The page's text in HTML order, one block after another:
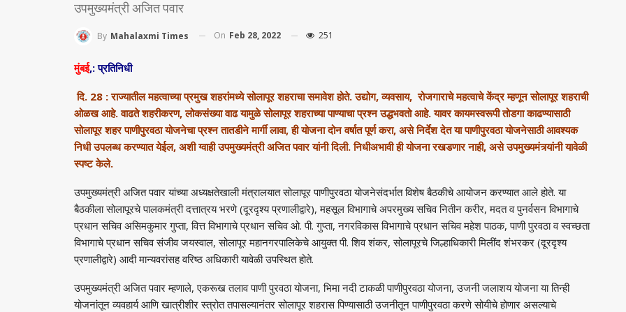
उपमुख्यमंत्री अजित पवार
By Mahalaxmi Times On Feb 28, 2022 251
मुंबई,: प्रतिनिधी
दि. 28 : राज्यातील महत्वाच्या प्रमुख शहरांमध्ये सोलापूर शहराचा समावेश होते. उद्योग,व्यवसाय,रोजगाराचे महत्वाचे केंद्र म्हणून सोलापूर शहराची
ओळख आहे. वाढते शहरीकरण,लोकसंख्या वाढ यामुळे सोलापूर शहराच्या पाण्याचा प्रश्न उद्धभवतो आहे. यावर कायमस्वरूपी तोडगा काढण्यासाठी
सोलापूर शहर पाणीपुरवठा योजनेचा प्रश्न तातडीने मार्गी लावा,ही योजना दोन वर्षात पूर्ण करा, असे निर्देश देत या पाणीपुरवठा योजनेसाठी आवश्यक
निधी उपलब्ध करण्यात येईल, अशी ग्वाही उपमुख्यमंत्री अजित पवार यांनी दिली. निधीअभावी ही योजना रखडणार नाही, असे उपमुख्यमंत्र्यांनी यावेळी
स्पष्ट केले.
उपमुख्यमंत्री अजित पवार यांच्या अध्यक्षतेखाली मंत्रालयात सोलापूर पाणीपुरवठा योजनेसंदर्भात विशेष बैठकीचे आयोजन करण्यात आले होते. या
बैठकीला सोलापूरचे पालकमंत्री दत्तात्रय भरणे (दूरदृश्य प्रणालीद्वारे),महसूल विभागाचे अपरमुख्य सचिव नितीन करीर,मदत व पुनर्वसन विभागाचे
प्रधान सचिव असिमकुमार गुप्ता,वित्त विभागाचे प्रधान सचिव ओ. पी. गुप्ता,नगरविकास विभागाचे प्रधान सचिव महेश पाठक,पाणी पुरवठा व स्वच्छता
विभागाचे प्रधान सचिव संजीव जयस्वाल,सोलापूर महानगरपालिकेचे आयुक्त पी. शिव शंकर,सोलापूरचे जिल्हाधिकारी मिलींद शंभरकर (दूरदृश्य
प्रणालीद्वारे) आदी मान्यवरांसह वरिष्ठ अधिकारी यावेळी उपस्थित होते.
उपमुख्यमंत्री अजित पवार म्हणाले,एकरूख तलाव पाणी पुरवठा योजना,भिमा नदी टाकळी पाणीपुरवठा योजना,उजनी जलाशय योजना या तिन्ही
योजनांतून व्यवहार्य आणि खात्रीशीर स्त्रोत तपासल्यानंतर सोलापूर शहरास पिण्यासाठी उजनीतून पाणीपुरवठा करणे सोयीचे होणार असल्याचे